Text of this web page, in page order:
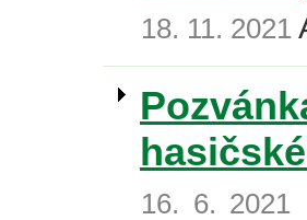
18. 11. 2021
16. 6. 2021